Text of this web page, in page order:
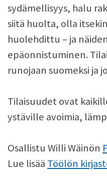
sydämellisyys, halu
siitä huolta, olla
huolehdittu – ja
epäonnistuminen.
runojaan suomeksi ja
Tilaisuudet ovat
ystäville avoimia,
Osallistu Willi Wäinön
Lue lisää Töölön